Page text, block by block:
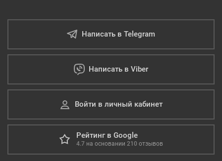
Написать в Telegram
Написать в Viber
Войти в личный кабинет
Рейтинг в Google
4.7 на основании 210 отзывов